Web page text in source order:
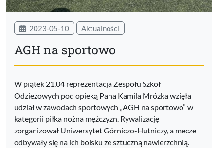
2023-05-10 Aktualności
AGH na sportowo
W piątek 21.04 reprezentacja Zespołu Szkół
Odzieżowych pod opieką Pana Kamila Mrózka wzięła
udział w zawodach sportowych „AGH na sportowo” w
kategorii piłka nożna mężczyzn. Rywalizację
zorganizował Uniwersytet Górniczo-Hutniczy, a mecze
odbywały się na ich boisku ze sztuczną nawierzchnią.